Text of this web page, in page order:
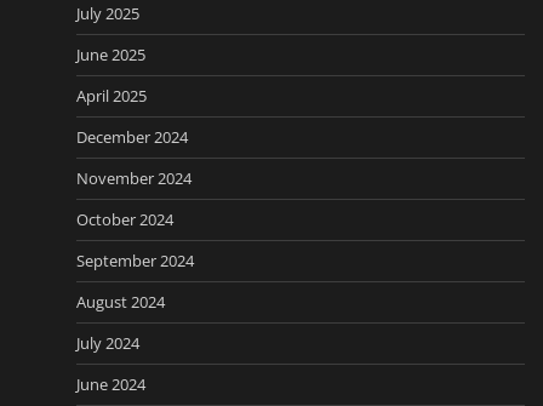
July 2025
June 2025
April 2025
December 2024
November 2024
October 2024
September 2024
August 2024
July 2024
June 2024